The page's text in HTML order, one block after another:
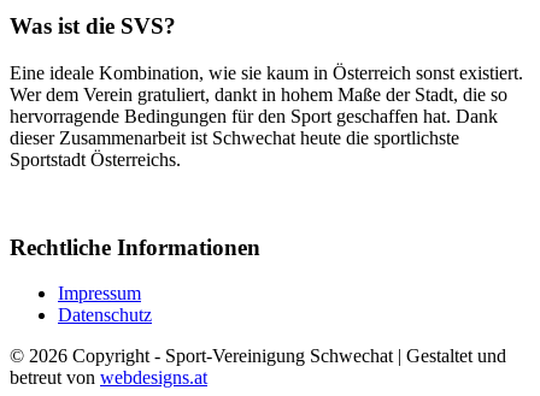
Was ist die SVS?
Eine ideale Kombination, wie sie kaum in Österreich sonst existiert.
Wer dem Verein gratuliert, dankt in hohem Maße der Stadt, die so
hervorragende Bedingungen für den Sport geschaffen hat. Dank
dieser Zusammenarbeit ist Schwechat heute die sportlichste
Sportstadt Österreichs.
Rechtliche Informationen
Impressum
Datenschutz
© 2026 Copyright - Sport-Vereinigung Schwechat | Gestaltet und
betreut von webdesigns.at